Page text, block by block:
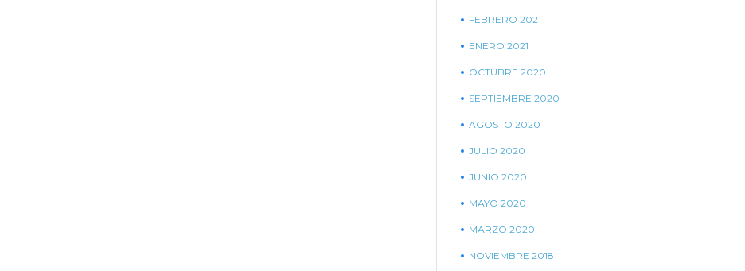
FEBRERO 2021
ENERO 2021
OCTUBRE 2020
SEPTIEMBRE 2020
AGOSTO 2020
JULIO 2020
JUNIO 2020
MAYO 2020
MARZO 2020
NOVIEMBRE 2018